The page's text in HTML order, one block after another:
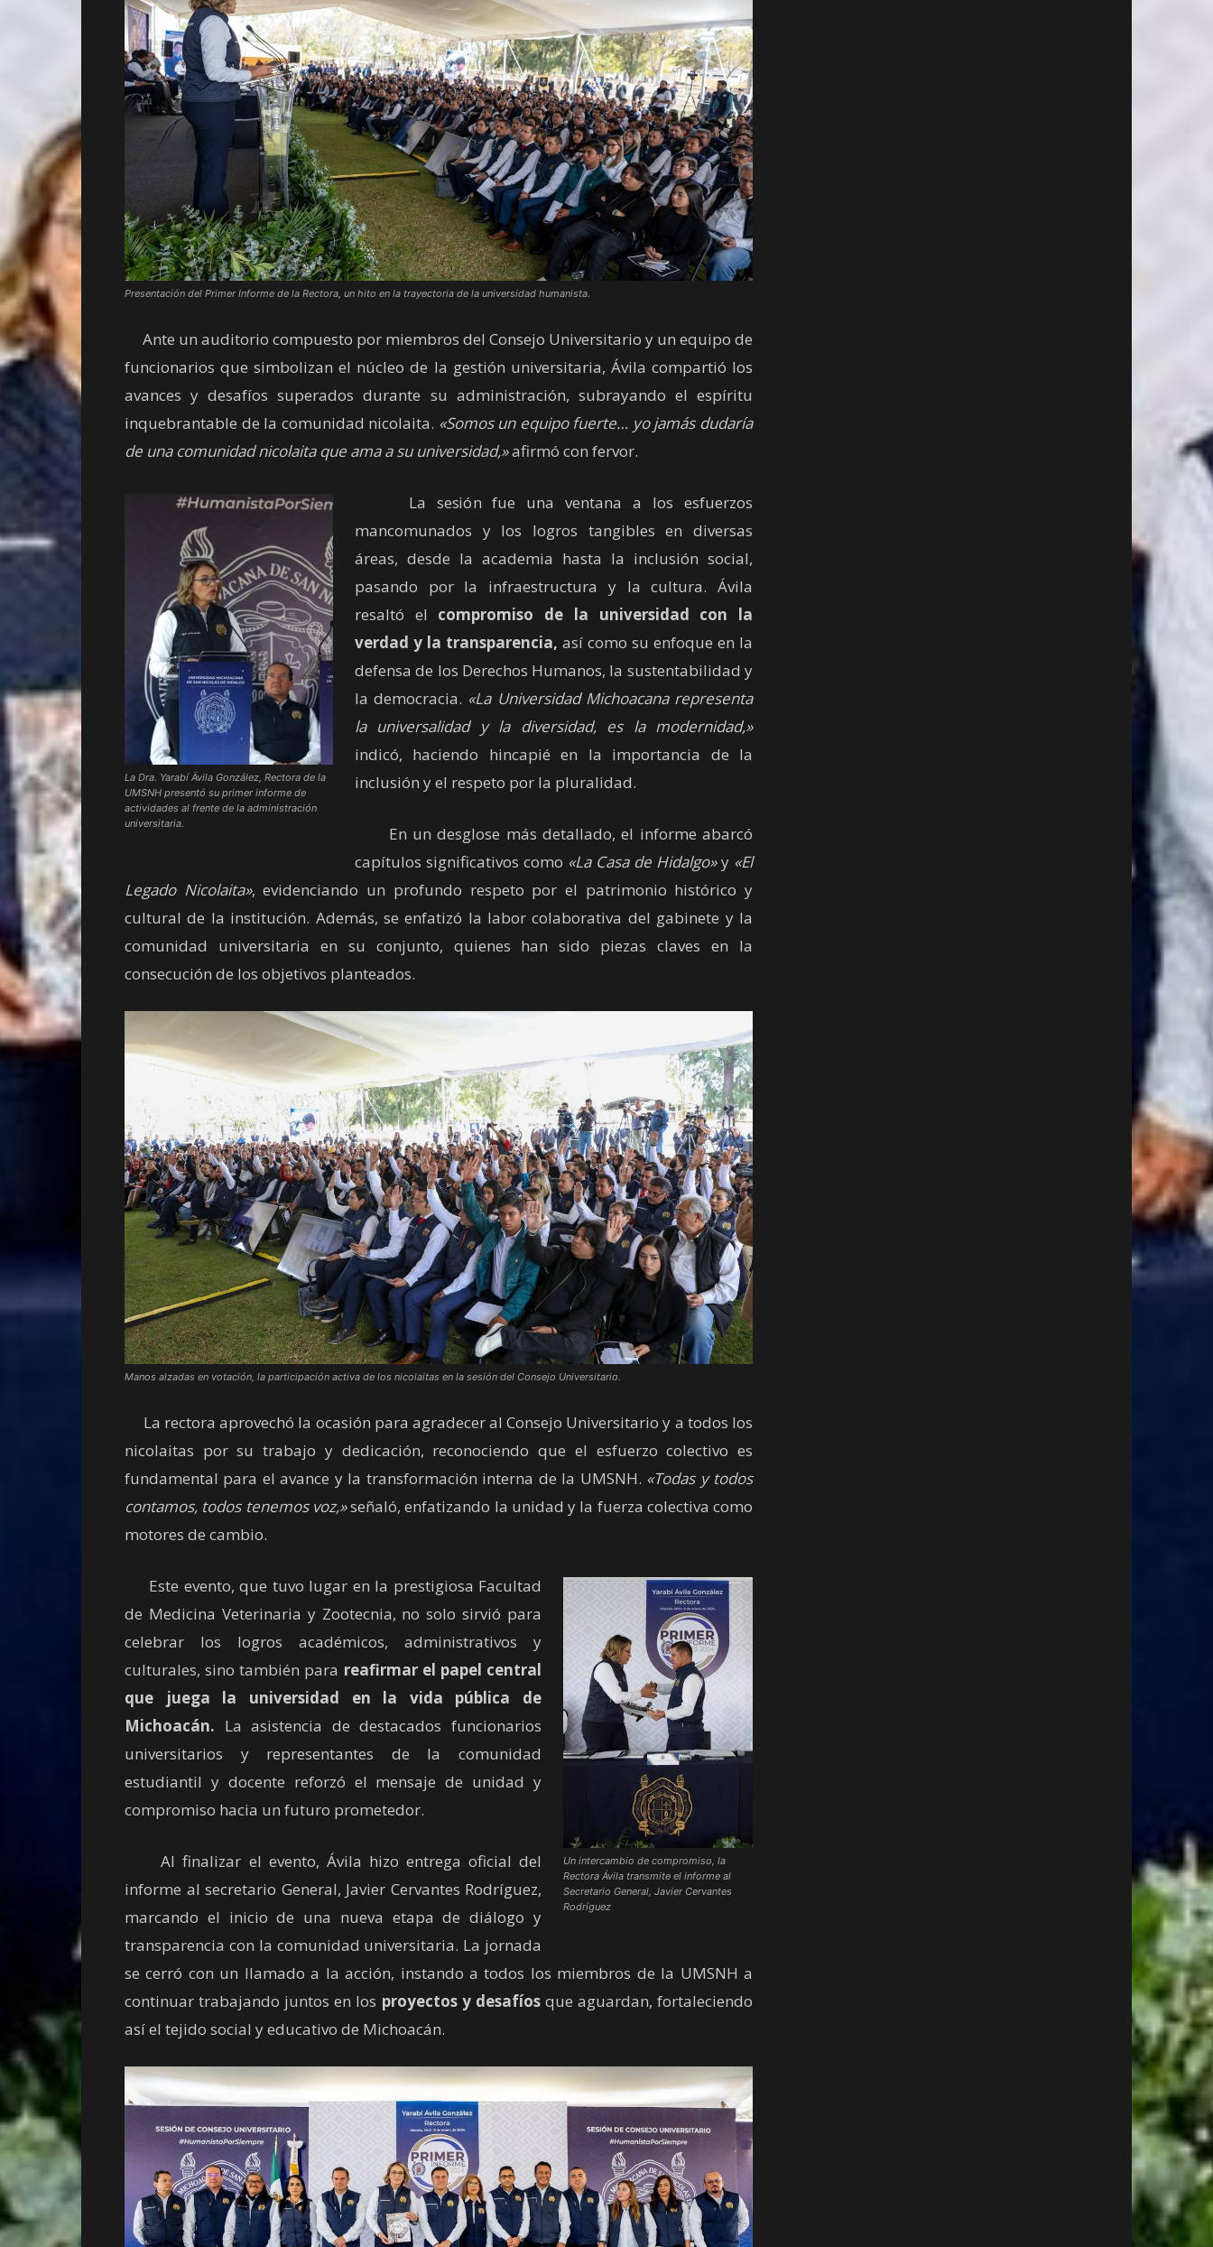
Presentación del Primer Informe de la Rectora, un hito en la trayectoria de la universidad humanista.
Ante un auditorio compuesto por miembros del Consejo Universitario y un equipo de
funcionarios que simbolizan el núcleo de la gestión universitaria, Ávila compartió los
avances y desafíos superados durante su administración, subrayando el espíritu
inquebrantable de la comunidad nicolaita. «Somos un equipo fuerte… yo jamás dudaría
de una comunidad nicolaita que ama a su universidad,»afirmó con fervor.
La Dra. Yarabí Ävila González, Rectora de la
UMSNH presentó su primer informe de
actividades al frente de la administración
universitaria.
La sesión fue una ventana a los esfuerzos
mancomunados y los logros tangibles en diversas
áreas, desde la academia hasta la inclusión social,
pasando por la infraestructura y la cultura. Ávila
resaltó el compromiso de la universidad con la
verdad y la transparencia, así como su enfoque en la
defensa de los Derechos Humanos, la sustentabilidad y
la democracia. «La Universidad Michoacana representa
la universalidad y la diversidad, es la modernidad,»
indicó, haciendo hincapié en la importancia de la
inclusión y el respeto por la pluralidad.
En un desglose más detallado, el informe abarcó
capítulos significativos como «La Casa de Hidalgo»y «El
Legado Nicolaita», evidenciando un profundo respeto por el patrimonio histórico y
cultural de la institución. Además, se enfatizó la labor colaborativa del gabinete y la
comunidad universitaria en su conjunto, quienes han sido piezas claves en la
consecución de los objetivos planteados.
Manos alzadas en votación, la participación activa de los nicolaitas en la sesión del Consejo Universitario.
La rectora aprovechó la ocasión para agradecer al Consejo Universitario y a todos los
nicolaitas por su trabajo y dedicación, reconociendo que el esfuerzo colectivo es
fundamental para el avance y la transformación interna de la UMSNH. «Todas y todos
contamos, todos tenemos voz,»señaló, enfatizando la unidad y la fuerza colectiva como
motores de cambio.
Un intercambio de compromiso, la
Rectora Ávila transmite el informe al
Secretario General, Javier Cervantes
Rodríguez
Este evento, que tuvo lugar en la prestigiosa Facultad
de Medicina Veterinaria y Zootecnia, no solo sirvió para
celebrar los logros académicos, administrativos y
culturales, sino también para reafirmar el papel central
que juega la universidad en la vida pública de
Michoacán. La asistencia de destacados funcionarios
universitarios y representantes de la comunidad
estudiantil y docente reforzó el mensaje de unidad y
compromiso hacia un futuro prometedor.
Al finalizar el evento, Ávila hizo entrega oficial del
informe al secretario General, Javier Cervantes Rodríguez,
marcando el inicio de una nueva etapa de diálogo y
transparencia con la comunidad universitaria. La jornada
se cerró con un llamado a la acción, instando a todos los miembros de la UMSNH a
continuar trabajando juntos en los proyectos y desafíosque aguardan, fortaleciendo
así el tejido social y educativo de Michoacán.